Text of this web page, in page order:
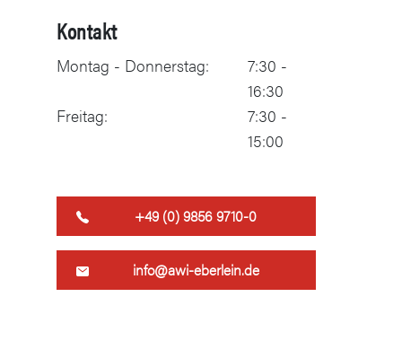
Kontakt
Montag - Donnerstag:
7:30 -
16:30
Freitag:
7:30 -
15:00
+49 (0) 9856 9710-0
info@awi-eberlein.de